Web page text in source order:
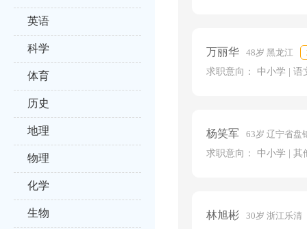
英语
科学
体育
历史
地理
物理
化学
生物
万丽华 48岁 黑龙江
求职意向： 中小学 | 语
杨笑军
63岁 辽宁省盘
求职意向： 中小学 | 其
林旭彬
30岁 浙江乐清